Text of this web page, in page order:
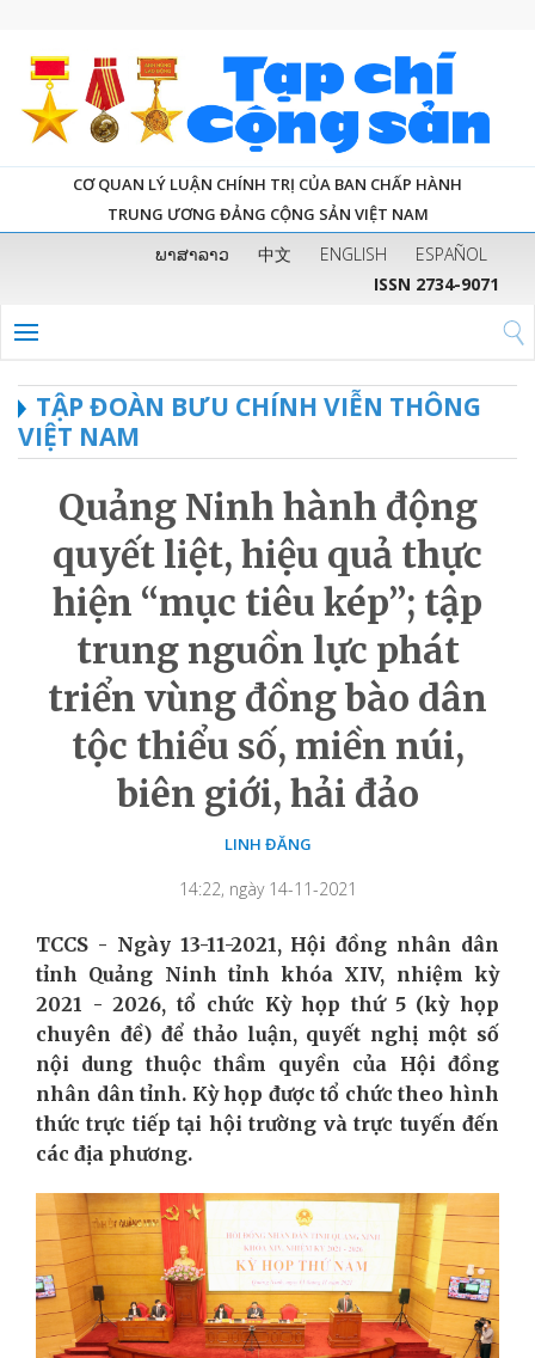
CƠ QUAN LÝ LUẬN CHÍNH TRỊ CỦA BAN CHẤP HÀNH
TRUNG ƯƠNG ĐẢNG CỘNG SẢN VIỆT NAM
ພາສາລາວ 中文 ENGLISH
ESPAÑOL
ISSN 2734-9071
TẬP ĐOÀN BƯU CHÍNH VIỄN THÔNG
VIỆT NAM
Quảng Ninh hành động
quyết liệt, hiệu quả thực
hiện “mục tiêu kép”; tập
trung nguồn lực phát
triển vùng đồng bào dân
tộc thiểu số, miền núi,
biên giới, hải đảo
LINH ĐĂNG
14:22, ngày 14-11-2021
TCCS - Ngày 13-11-2021, Hội đồng nhân dân
tỉnh Quảng Ninh tỉnh khóa XIV, nhiệm kỳ
2021 - 2026, tổ chức Kỳ họp thứ 5 (kỳ họp
chuyên đề) để thảo luận, quyết nghị một số
nội dung thuộc thầm quyền của Hội đồng
nhân dân tỉnh. Kỳ họp được tổ chức theo hình
thức trực tiếp tại hội trường và trực tuyến đến
các địa phương.